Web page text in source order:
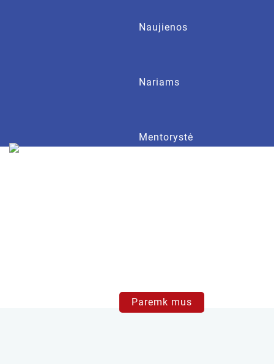
Naujienos
Nariams
Mentorystė
Paremk mus